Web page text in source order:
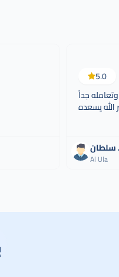
5.0
جداً
سلطان .
Al Ula